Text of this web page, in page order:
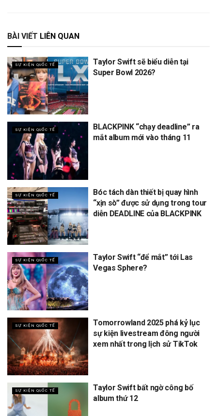
BÀI VIẾT LIÊN QUAN
SỰ KIỆN QUỐC TẾ
Taylor Swift sẽ biểu diễn tại
Super Bowl 2026?
SỰ KIỆN QUỐC TẾ
BLACKPINK “chạy deadline” ra
mắt album mới vào tháng 11
SỰ KIỆN QUỐC TẾ
Bóc tách dàn thiết bị quay hình
“xịn sò” được sử dụng trong tour
diễn DEADLINE của BLACKPINK
SỰ KIỆN QUỐC TẾ
Taylor Swift “để mắt” tới Las
Vegas Sphere?
SỰ KIỆN QUỐC TẾ
Tomorrowland 2025 phá kỷ lục
sự kiện livestream đông người
xem nhất trong lịch sử TikTok
SỰ KIỆN QUỐC TẾ
Taylor Swift bất ngờ công bố
album thứ 12